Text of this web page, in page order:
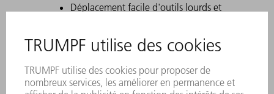
Déplacement facile d'outils lourds et
ComfortSlide
Convient spécialement aux pièces en
U fines grâce à un coudage prononcé
et un petit rayon